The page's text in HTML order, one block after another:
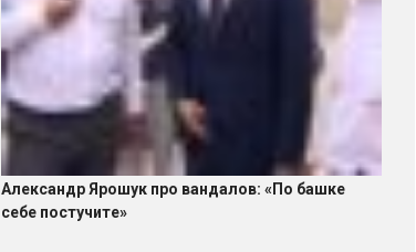
Александр Ярошук про вандалов: «По башке
себе постучите»